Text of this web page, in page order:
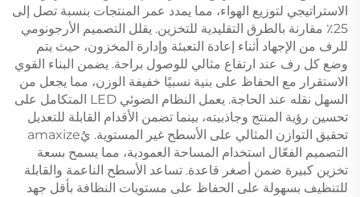
الاستراتيجي لتوزيع الهواء، مما يمدد عمر المنتجات بنسبة تصل إلى
25٪ مقارنة بالطرق التقليدية للتخزين. يقلل التصميم الأرجونومي
للرف من الإجهاد أثناء إعادة التعبئة وإدارة المخزون، حيث يتم
وضع كل رف عند ارتفاع مثالي للوصول براحة. يضمن البناء القوي
الاستقرار مع الحفاظ على بنية نسبيًا خفيفة الوزن، مما يجعل من
السهل نقله عند الحاجة. يعمل النظام الضوئي LED المتكامل على
تحسين رؤية المنتج وجاذبيته، بينما تضمن الأقدام القابلة للتعديل
تحقيق التوازن المثالي على الأسطح غير المستوية. يُamaxize
التصميم الفعّال استخدام المساحة العمودية، مما يسمح بسعة
تخزين كبيرة ضمن أصغر قاعدة. تساعد الأسطح الناعمة والقابلة
للتنظيف بسهولة على الحفاظ على مستويات النظافة بأقل جهد